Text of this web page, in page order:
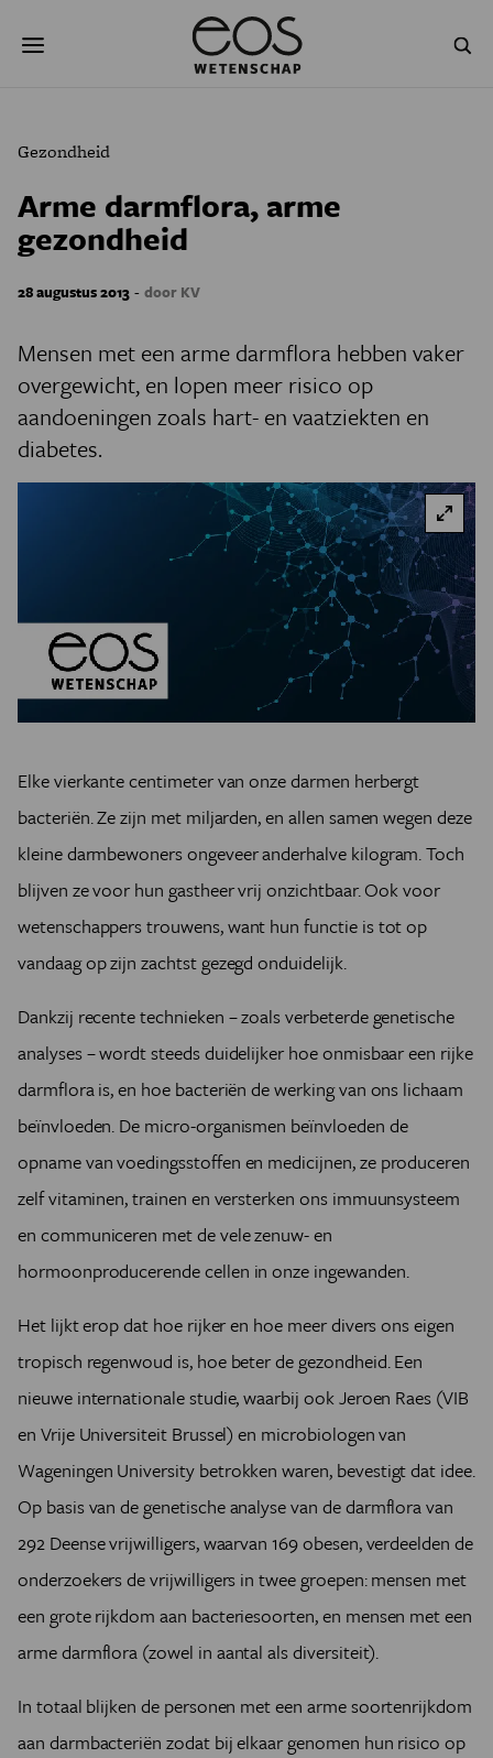
naar
NATUURWETENSCHAPPEN
PSYCHE & BREIN
AGENDA
JONGE UITDAGERS
Gezondheid
Arme darmflora, arme
gezondheid
28 augustus 2013 - door KV
Mensen met een arme darmflora hebben vaker
overgewicht, en lopen meer risico op
aandoeningen zoals hart- en vaatziekten en
diabetes.
Elke vierkante centimeter van onze darmen herbergt
bacteriën. Ze zijn met miljarden, en allen samen wegen deze
kleine darmbewoners ongeveer anderhalve kilogram. Toch
blijven ze voor hun gastheer vrij onzichtbaar. Ook voor
wetenschappers trouwens, want hun functie is tot op
vandaag op zijn zachtst gezegd onduidelijk.
Dankzij recente technieken – zoals verbeterde genetische
analyses – wordt steeds duidelijker hoe onmisbaar een rijke
darmflora is, en hoe bacteriën de werking van ons lichaam
beïnvloeden. De micro-organismen beïnvloeden de
opname van voedingsstoffen en medicijnen, ze produceren
zelf vitaminen, trainen en versterken ons immuunsysteem
en communiceren met de vele zenuw- en
hormoonproducerende cellen in onze ingewanden.
Het lijkt erop dat hoe rijker en hoe meer divers ons eigen
tropisch regenwoud is, hoe beter de gezondheid. Een
nieuwe internationale studie, waarbij ook Jeroen Raes (VIB
en Vrije Universiteit Brussel) en microbiologen van
Wageningen University betrokken waren, bevestigt dat idee.
Op basis van de genetische analyse van de darmflora van
292 Deense vrijwilligers, waarvan 169 obesen, verdeelden de
onderzoekers de vrijwilligers in twee groepen: mensen met
een grote rijkdom aan bacteriesoorten, en mensen met een
arme darmflora (zowel in aantal als diversiteit).
In totaal blijken de personen met een arme soortenrijkdom
aan darmbacteriën zodat bij elkaar genomen hun risico op